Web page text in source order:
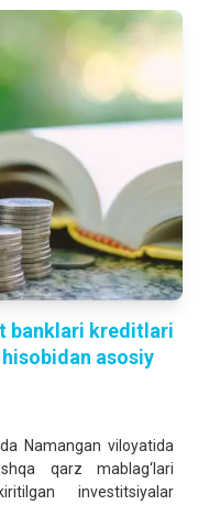
banklari kreditlari
asosiy
Namangan viloyatida
qarz mablag‘lari
investitsiyalar